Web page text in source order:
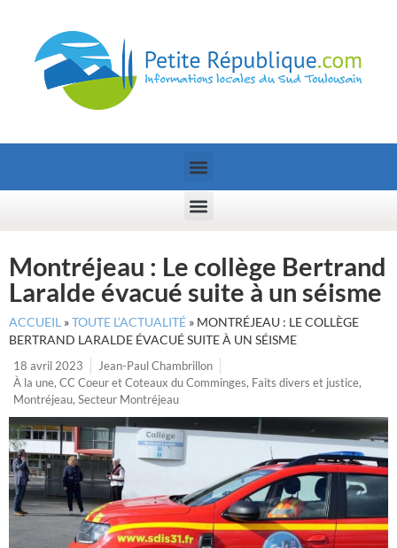
Montréjeau : Le collège Bertrand
Laralde évacué suite à un séisme
ACCUEIL »TOUTE L’ACTUALITÉ » MONTRÉJEAU : LE COLLÈGE
BERTRAND LARALDE ÉVACUÉ SUITE À UN SÉISME
18 avril 2023
Jean-Paul Chambrillon
À la une, CC Coeur et Coteaux du Comminges, Faits divers et justice,
Montréjeau, Secteur Montréjeau